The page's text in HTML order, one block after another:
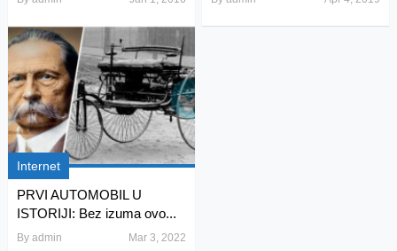
Internet
PRVI AUTOMOBIL U
ISTORIJI: Bez izuma ovo...
By admin Mar 3, 2022